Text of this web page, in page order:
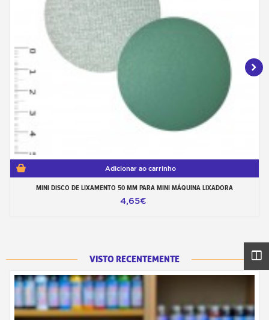
Adicionar ao carrinho
MINI DISCO DE LIXAMENTO 50 MM PARA MINI MÁQUINA LIXADORA
4,65€
VISTO RECENTEMENTE